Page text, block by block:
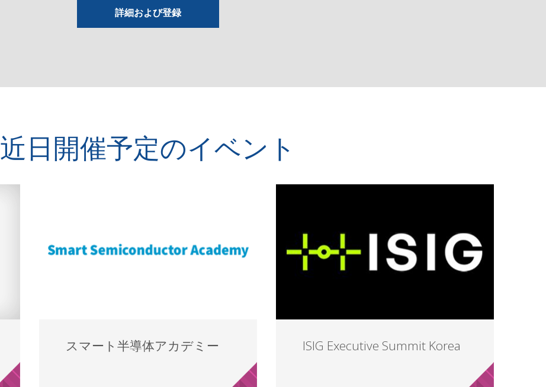
詳細および登録
近日開催予定のイベント
スマート半導体アカデミー ISIG Executive Summit Korea